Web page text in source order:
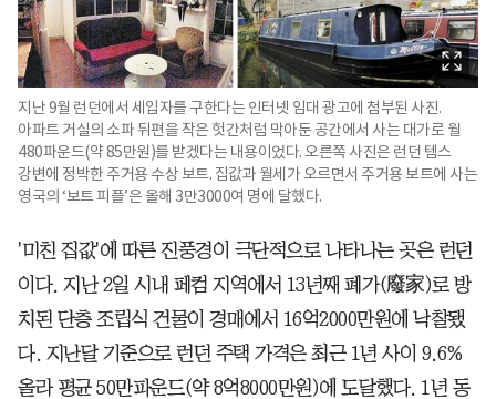
지난 9월 런던에서 세입자를 구한다는 인터넷 임대 광고에 첨부된 사진.
아파트 거실의 소파 뒤편을 작은 헛간처럼 막아둔 공간에서 사는 대가로 월
480파운드(약 85만원)를 받겠다는 내용이었다. 오른쪽 사진은 런던 템스
강변에 정박한 주거용 수상 보트. 집값과 월세가 오르면서 주거용 보트에 사는
영국의 ‘보트 피플’은 올해 3만3000여 명에 달했다.
'미친 집값'에 따른 진풍경이 극단적으로 나타나는 곳은 런던
이다. 지난 2일 시내 페컴 지역에서 13년째 폐가(廢家)로 방
치된 단층 조립식 건물이 경매에서 16억2000만원에 낙찰됐
다. 지난달 기준으로 런던 주택 가격은 최근 1년 사이 9.6%
올라 평균 50만파운드(약 8억8000만원)에 도달했다. 1년 동